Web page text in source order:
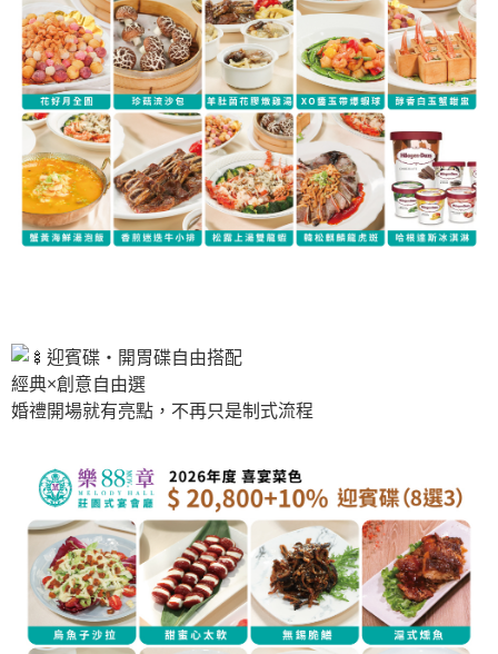
迎賓碟・開胃碟自由搭配
經典×創意自由選
婚禮開場就有亮點，不再只是制式流程